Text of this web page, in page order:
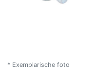
* Exemplarische foto